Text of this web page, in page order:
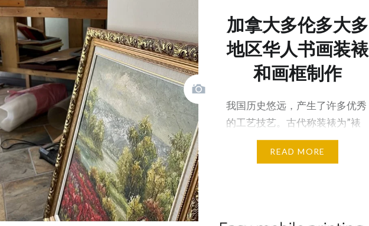
加拿大多伦多大多
地区华人书画装裱
和画框制作
我国历史悠远，产生了许多优秀
的工艺技艺。古代称装裱为”裱
背”，亦称装潢，又称&#822…
READ MORE